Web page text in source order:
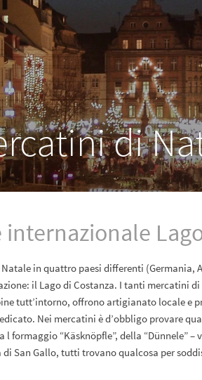
di
in quattro paesi differenti (Germania,
il Lago di Costanza. I tanti mercatini
tutt’intorno, offrono artigianato locale e
Nei mercatini è d’obbligo provare
formaggio “Käsknöpfle”, della “Dünnele” –
San Gallo, tutti trovano qualcosa per